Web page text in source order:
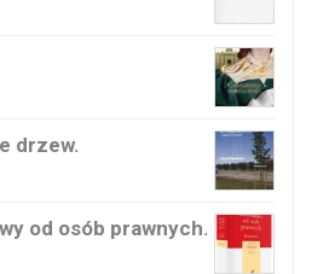
drzew.
od osób prawnych.